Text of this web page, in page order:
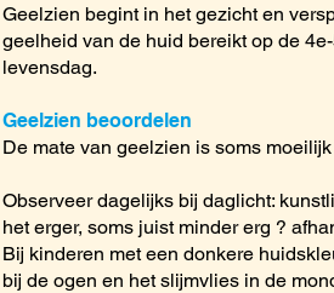
Geelzien begint in het gezicht en
geelheid van de huid bereikt op de
levensdag.
Geelzien beoordelen
De mate van geelzien is soms
Observeer dagelijks bij daglicht:
het erger, soms juist minder erg ?
Bij kinderen met een donkere
bij de ogen en het slijmvlies in de